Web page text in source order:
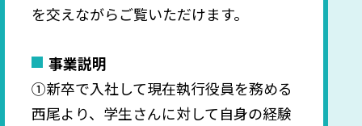
を交えながらご覧いただけます。
事業説明
①新卒で入社して現在執行役員を務める
西尾より、学生さんに対して自身の経験